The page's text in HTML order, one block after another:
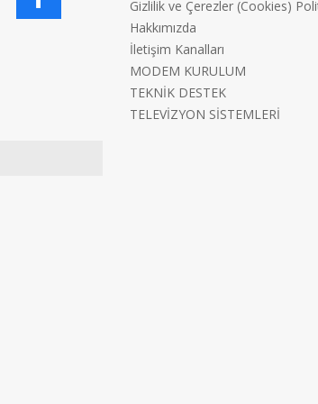
Gizlilik ve Çerezler (Cookies)
Hakkımızda
İletişim Kanalları
MODEM KURULUM
TEKNİK DESTEK
TELEVİZYON SİSTEMLERİ